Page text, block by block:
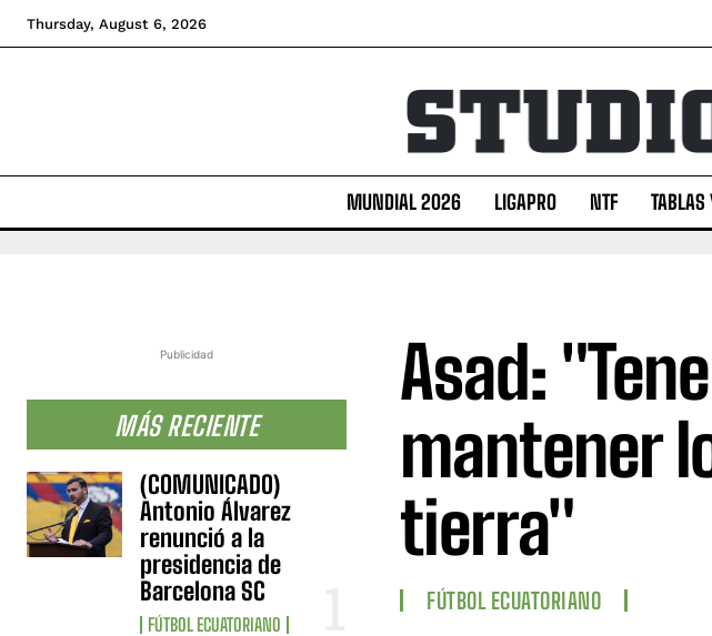
Thursday, August 6, 2026
MUNDIAL 2026 LIGAPRO NTF TABLAS
Publicidad
MÁS RECIENTE
(COMUNICADO)
Antonio Álvarez
renunció a la
presidencia de
Barcelona SC
FÚTBOL ECUATORIANO
Asad:
mantener
tierra"
FÚTBOL ECUATORIANO